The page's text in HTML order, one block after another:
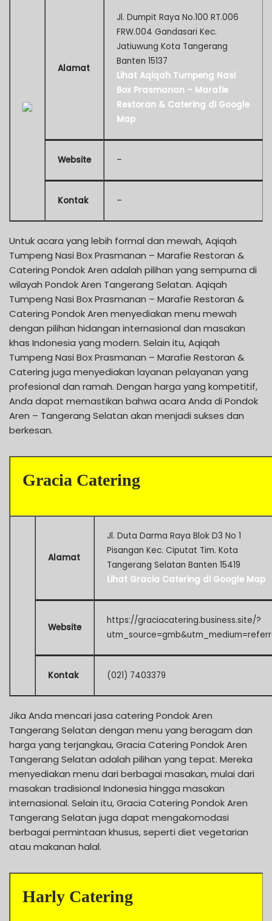
Alamat
Jl. Dumpit Raya No.100 RT.006
FRW.004 Gandasari Kec.
Jatiuwung Kota Tangerang
Banten 15137
Lihat Aqiqah Tumpeng Nasi
Box Prasmanan – Marafie
Restoran & Catering di Google
Map
Website –
Kontak –
Untuk acara yang lebih formal dan mewah, Aqiqah
Tumpeng Nasi Box Prasmanan – Marafie Restoran &
Catering Pondok Aren adalah pilihan yang sempurna di
wilayah Pondok Aren Tangerang Selatan. Aqiqah
Tumpeng Nasi Box Prasmanan – Marafie Restoran &
Catering Pondok Aren menyediakan menu mewah
dengan pilihan hidangan internasional dan masakan
khas Indonesia yang modern. Selain itu, Aqiqah
Tumpeng Nasi Box Prasmanan – Marafie Restoran &
Catering juga menyediakan layanan pelayanan yang
profesional dan ramah. Dengan harga yang kompetitif,
Anda dapat memastikan bahwa acara Anda di Pondok
Aren – Tangerang Selatan akan menjadi sukses dan
berkesan.
Gracia Catering
Alamat
Jl. Duta Darma Raya Blok D3 No 1
Pisangan Kec. Ciputat Tim. Kota
Tangerang Selatan Banten 15419
Lihat Gracia Catering di Google Map
Website
https://graciacatering.business.site/?
Kontak (021) 7403379
Jika Anda mencari jasa catering Pondok Aren
Tangerang Selatan dengan menu yang beragam dan
harga yang terjangkau, Gracia Catering Pondok Aren
Tangerang Selatan adalah pilihan yang tepat. Mereka
menyediakan menu dari berbagai masakan, mulai dari
masakan tradisional Indonesia hingga masakan
internasional. Selain itu, Gracia Catering Pondok Aren
Tangerang Selatan juga dapat mengakomodasi
berbagai permintaan khusus, seperti diet vegetarian
atau makanan halal.
Harly Catering